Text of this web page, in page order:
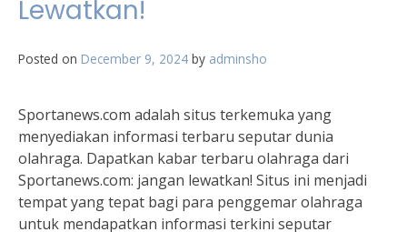
Lewatkan!
Posted on December 9, 2024 by adminsho
Sportanews.com adalah situs terkemuka yang
menyediakan informasi terbaru seputar dunia
olahraga. Dapatkan kabar terbaru olahraga dari
Sportanews.com: jangan lewatkan! Situs ini menjadi
tempat yang tepat bagi para penggemar olahraga
untuk mendapatkan informasi terkini seputar